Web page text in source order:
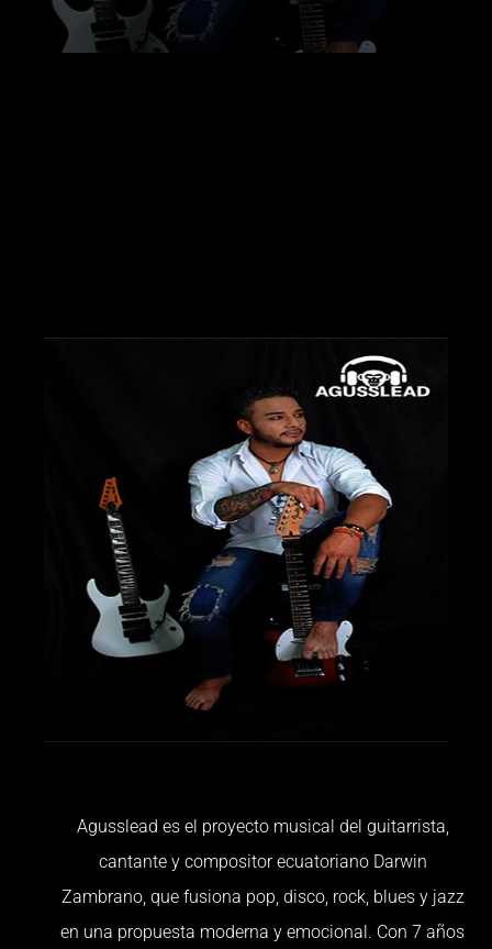
Agusslead es el proyecto musical del guitarrista,
cantante y compositor ecuatoriano Darwin
Zambrano, que fusiona pop, disco, rock, blues y jazz
en una propuesta moderna y emocional. Con 7 años